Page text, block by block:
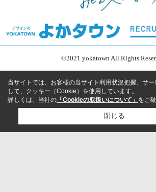
©2021 yokatown All Rights
当サイトでは、お客様の当サイト利用状況把握、サー
して、クッキー（Cookie）を使用しています。
詳しくは、当社の 「Cookieの取扱いについて」 をご
閉じる